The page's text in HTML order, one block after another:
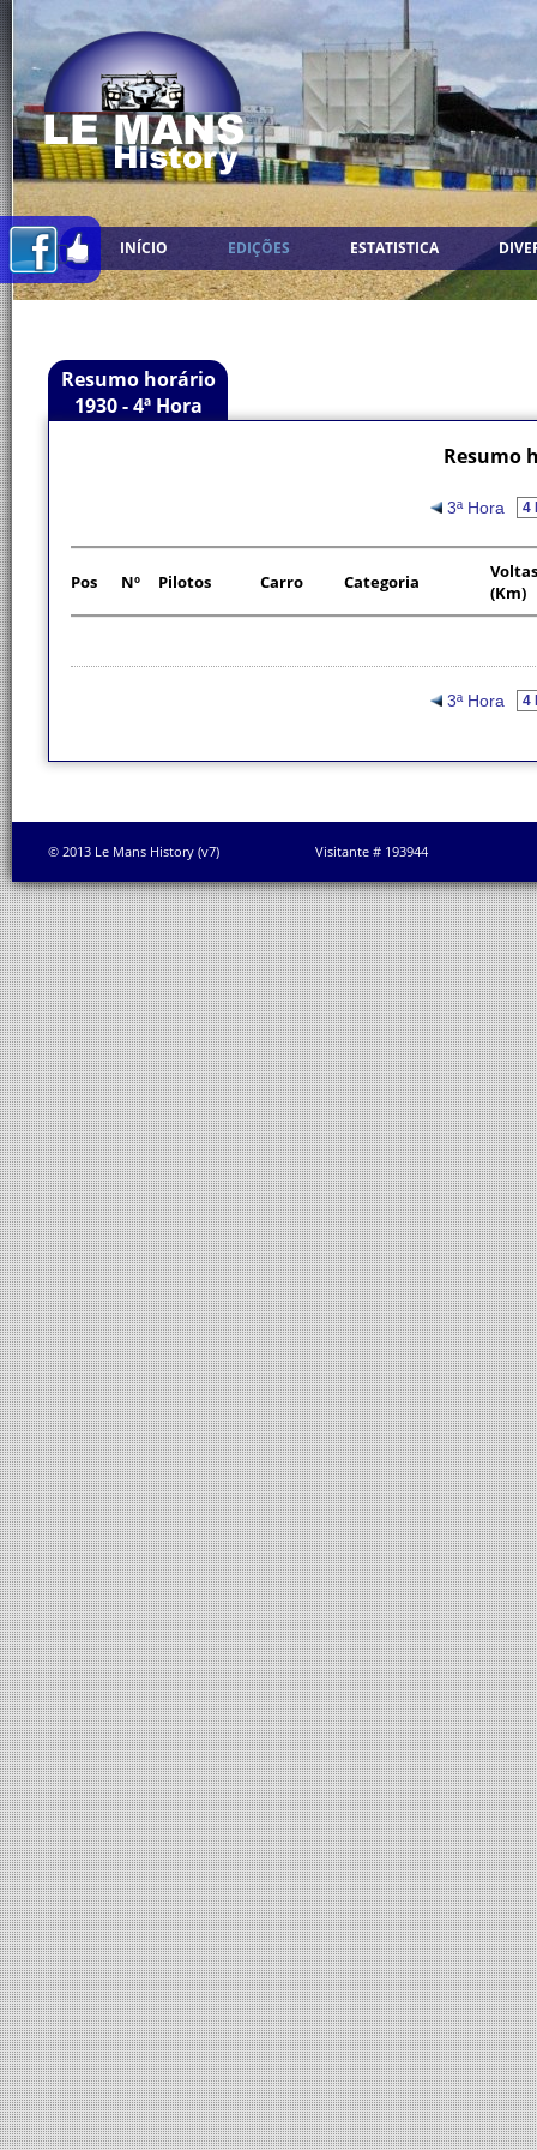
INÍCIO EDIÇÕES ESTATISTICA
Resumo horário
1930 - 4ª Hora
Resumo
3ª Hora
Pos Nº Pilotos Carro Categoria
Voltas
(Km)
3ª Hora
© 2013 Le Mans History (v7) Visitante # 193944